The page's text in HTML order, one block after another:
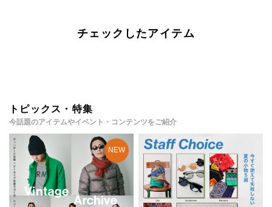
チェックしたアイテム
トピックス・特集
今話題のアイテムやイベント・コンテンツをご紹介